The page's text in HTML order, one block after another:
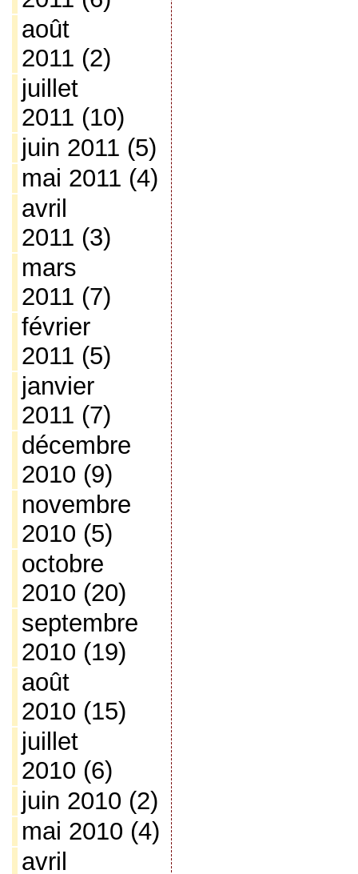
août
2011 (2)
juillet
2011 (10)
juin 2011 (5)
mai 2011 (4)
avril
2011 (3)
mars
2011 (7)
février
2011 (5)
janvier
2011 (7)
décembre
2010 (9)
novembre
2010 (5)
octobre
2010 (20)
septembre
2010 (19)
août
2010 (15)
juillet
2010 (6)
juin 2010 (2)
mai 2010 (4)
avril